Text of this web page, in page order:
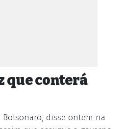
que conterá
disse ontem na